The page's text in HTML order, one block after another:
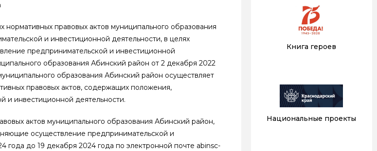
правовых актов муниципального образования
и инвестиционной деятельности, в целях
предпринимательской и инвестиционной
образования Абинский район от 2 декабря 2022
образования Абинский район осуществляет
правовых актов, содержащих положения,
и инвестиционной деятельности.
актов муниципального образования Абинский район,
осуществление предпринимательской и
года до 19 декабря 2024 года по электронной почте abinsc-
Книга героев
Национальные проекты